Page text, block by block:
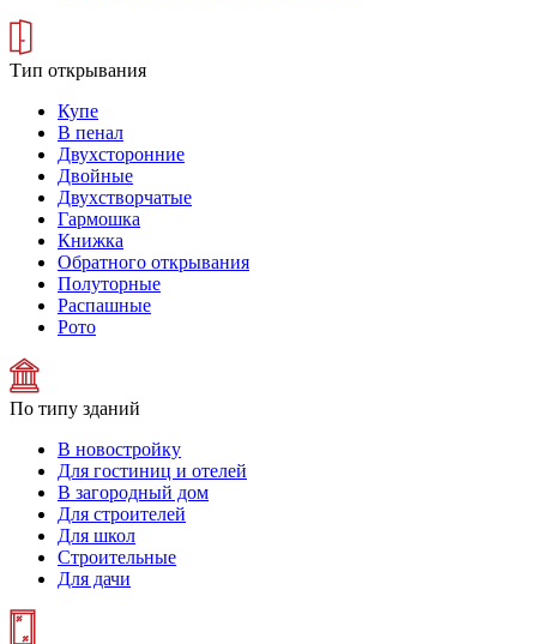
Тип открывания
Купе
В пенал
Двухсторонние
Двойные
Двухстворчатые
Гармошка
Книжка
Обратного открывания
Полуторные
Распашные
Рото
По типу зданий
В новостройку
Для гостиниц и отелей
В загородный дом
Для строителей
Для школ
Строительные
Для дачи